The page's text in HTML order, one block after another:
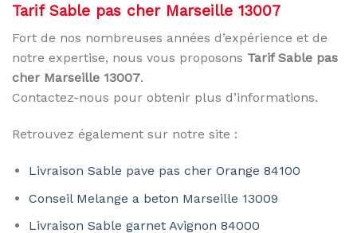
Tarif Sable pas cher Marseille 13007
Fort de nos nombreuses années d’expérience et de
notre expertise, nous vous proposons Tarif Sable pas
cher Marseille 13007.
Contactez-nous pour obtenir plus d’informations.
Retrouvez également sur notre site :
Livraison Sable pave pas cher Orange 84100
Conseil Melange a beton Marseille 13009
Livraison Sable garnet Avignon 84000